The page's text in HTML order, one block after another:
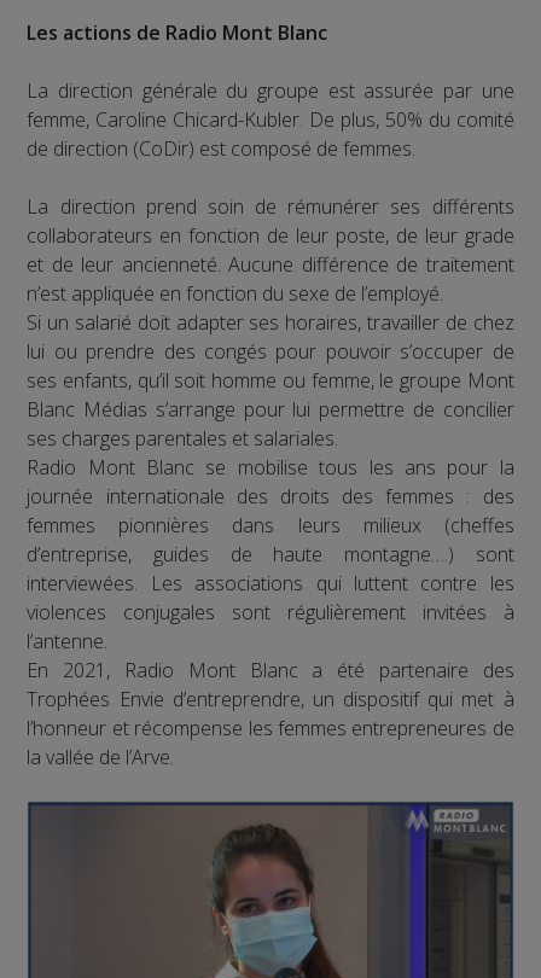
Les actions de Radio Mont Blanc
La direction générale du groupe est assurée par une
femme, Caroline Chicard-Kubler. De plus, 50% du comité
de direction (CoDir) est composé de femmes.
La direction prend soin de rémunérer ses différents
collaborateurs en fonction de leur poste, de leur grade
et de leur ancienneté. Aucune différence de traitement
n’est appliquée en fonction du sexe de l’employé.
Si un salarié doit adapter ses horaires, travailler de chez
lui ou prendre des congés pour pouvoir s’occuper de
ses enfants, qu’il soit homme ou femme, le groupe Mont
Blanc Médias s’arrange pour lui permettre de concilier
ses charges parentales et salariales.
Radio Mont Blanc se mobilise tous les ans pour la
journée internationale des droits des femmes : des
femmes pionnières dans leurs milieux (cheffes
d’entreprise, guides de haute montagne….) sont
interviewées. Les associations qui luttent contre les
violences conjugales sont régulièrement invitées à
l’antenne.
En 2021, Radio Mont Blanc a été partenaire des
Trophées Envie d’entreprendre, un dispositif qui met à
l’honneur et récompense les femmes entrepreneures de
la vallée de l’Arve.